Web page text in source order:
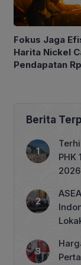
Fokus Jaga
Harita Nickel
Pendapatan Rp
Berita
PHK
2026